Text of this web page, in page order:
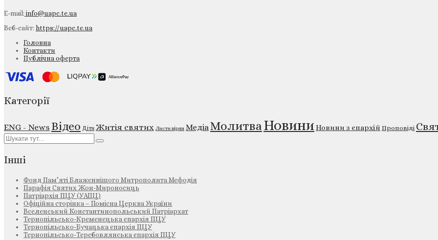
E-mail:info@uapc.te.ua
Веб-сайт: https://uapc.te.ua
Головна
Контакти
Публічна оферта
Категорії
ENG - News Відео Діти Житія святих Листи вірян МедіаМолитваНовиниНовини з єпархій Проповіді
Інші
Фонд Пам’яті Блаженнішого Митрополита Мефодія
Парафія Святих Жон-Мироносиць
Патріархія ПЦУ (УАПЦ)
Офіційна сторінка – Помісна Церква України
Вселенський Константинопольський Патріархат
Тернопільсько-Кременецька єпархія ПЦУ
Тернопільсько-Бучацька єпархія ПЦУ
Тернопільсько-Теребовлянська єпархія ПЦУ